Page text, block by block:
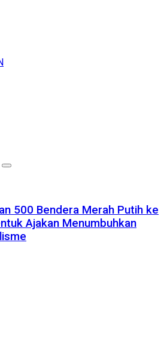
500 Bendera Merah Putih ke
Ajakan Menumbuhkan